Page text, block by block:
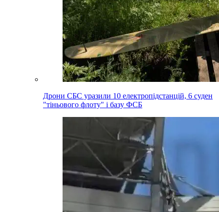
Дрони СБС уразили 10 електропідстанцій, 6 суден
"тіньового флоту" і базу ФСБ